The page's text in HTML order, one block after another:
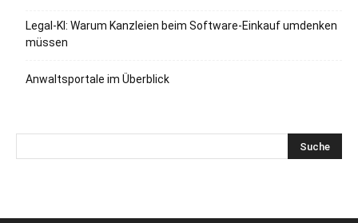
Legal-KI: Warum Kanzleien beim Software-Einkauf umdenken
müssen
Anwaltsportale im Überblick